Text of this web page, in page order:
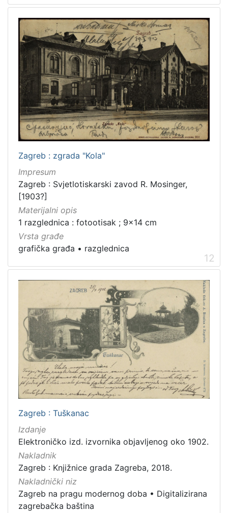
Zagreb : zgrada "Kola"
Impresum
Zagreb : Svjetlotiskarski zavod R. Mosinger,
[1903?]
Materijalni opis
1 razglednica : fotootisak ; 9x14 cm
Vrsta građe
grafička građa • razglednica
12
Zagreb : Tuškanac
Izdanje
Elektroničko izd. izvornika objavljenog oko 1902.
Nakladnik
Zagreb : Knjižnice grada Zagreba, 2018.
Nakladnički niz
Zagreb na pragu modernog doba • Digitalizirana
zagrebačka baština